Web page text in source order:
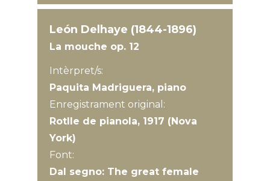
León Delhaye (1844-1896)
La mouche op. 12
Intèrpret/s:
Paquita Madriguera, piano
Enregistrament original:
Rotlle de pianola, 1917 (Nova
York)
Font:
Dal segno: The great female